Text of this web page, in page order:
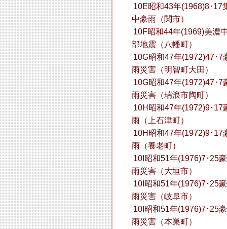
10E昭和43年(1968)8･17
中豪雨（関市）
10F昭和44年(1969)美濃中
部地震（八幡町）
10G昭和47年(1972)47･7
雨災害（明智町大田）
10G昭和47年(1972)47･7
雨災害（瑞浪市陶町）
10H昭和47年(1972)9･17
雨（上石津町）
10H昭和47年(1972)9･17
雨（養老町）
10I昭和51年(1976)7･25豪
雨災害（大垣市）
10I昭和51年(1976)7･25豪
雨災害（岐阜市）
10I昭和51年(1976)7･25豪
雨災害（本巣町）